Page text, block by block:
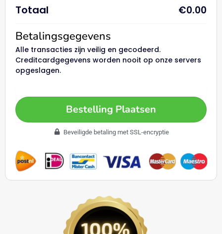
Totaal €0.00
Betalingsgegevens
Alle transacties zijn veilig en gecodeerd.
Creditcardgegevens worden nooit op onze servers
opgeslagen.
Bestelling Plaatsen
Beveiligde betaling met SSL-encryptie